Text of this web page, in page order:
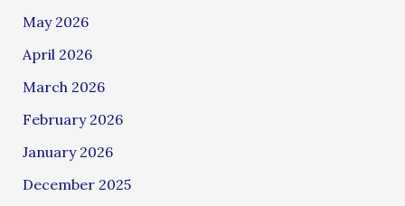
May 2026
April 2026
March 2026
February 2026
January 2026
December 2025